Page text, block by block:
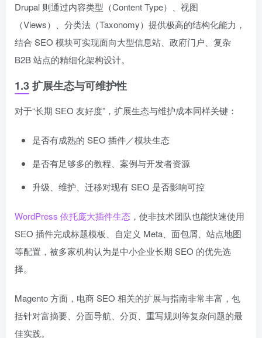
Drupal 则通过内容类型（Content Type）、视图
（Views）、分类法（Taxonomy）提供极高的结构化能力，
结合 SEO 模块可实现面向大型信息站、政府门户、复杂
B2B 站点的精细化架构设计。
1.3 扩展生态与可维护性
对于“长期 SEO 友好度”，扩展生态与维护成本同样关键：
是否有成熟的 SEO 插件／模块生态
是否有足够多的教程、案例与开发者资源
升级、维护、迁移对现有 SEO 是否影响可控
WordPress 依托庞大插件生态 ，使非技术团队也能快速使用
SEO 插件完成标题模板、自定义 Meta、面包屑、站点地图
等配置，被多家机构认为是中小企业长期 SEO 的优先选
择。
Magento 方面，电商 SEO 相关的扩展与指南非常丰富，包
括针对富摘要、分面导航、分页、重写规则等复杂问题的最
佳实践。